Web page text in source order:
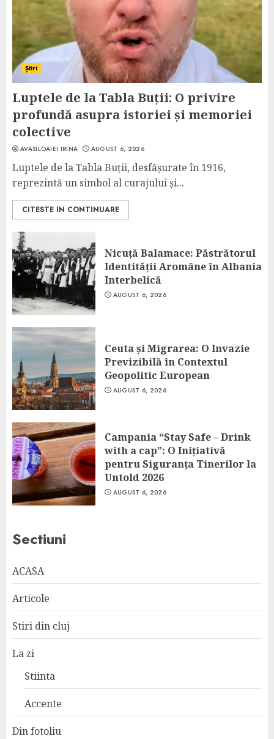
Știri
Luptele de la Tabla Buții: O privire
profundă asupra istoriei și memoriei
colective
AVASILOAIEI IRINA AUGUST 6, 2026
Luptele de la Tabla Buții, desfășurate în 1916,
reprezintă un simbol al curajului și...
CITESTE IN CONTINUARE
Nicuță Balamace: Păstrătorul
Identității Aromâne în Albania
Interbelică
AUGUST 6, 2026
Ceuta și Migrarea: O Invazie
Previzibilă în Contextul
Geopolitic European
AUGUST 6, 2026
Campania “Stay Safe – Drink
with a cap”: O Inițiativă
pentru Siguranța Tinerilor la
Untold 2026
AUGUST 6, 2026
Sectiuni
ACASA
Articole
Stiri din cluj
La zi
Stiinta
Accente
Din fotoliu